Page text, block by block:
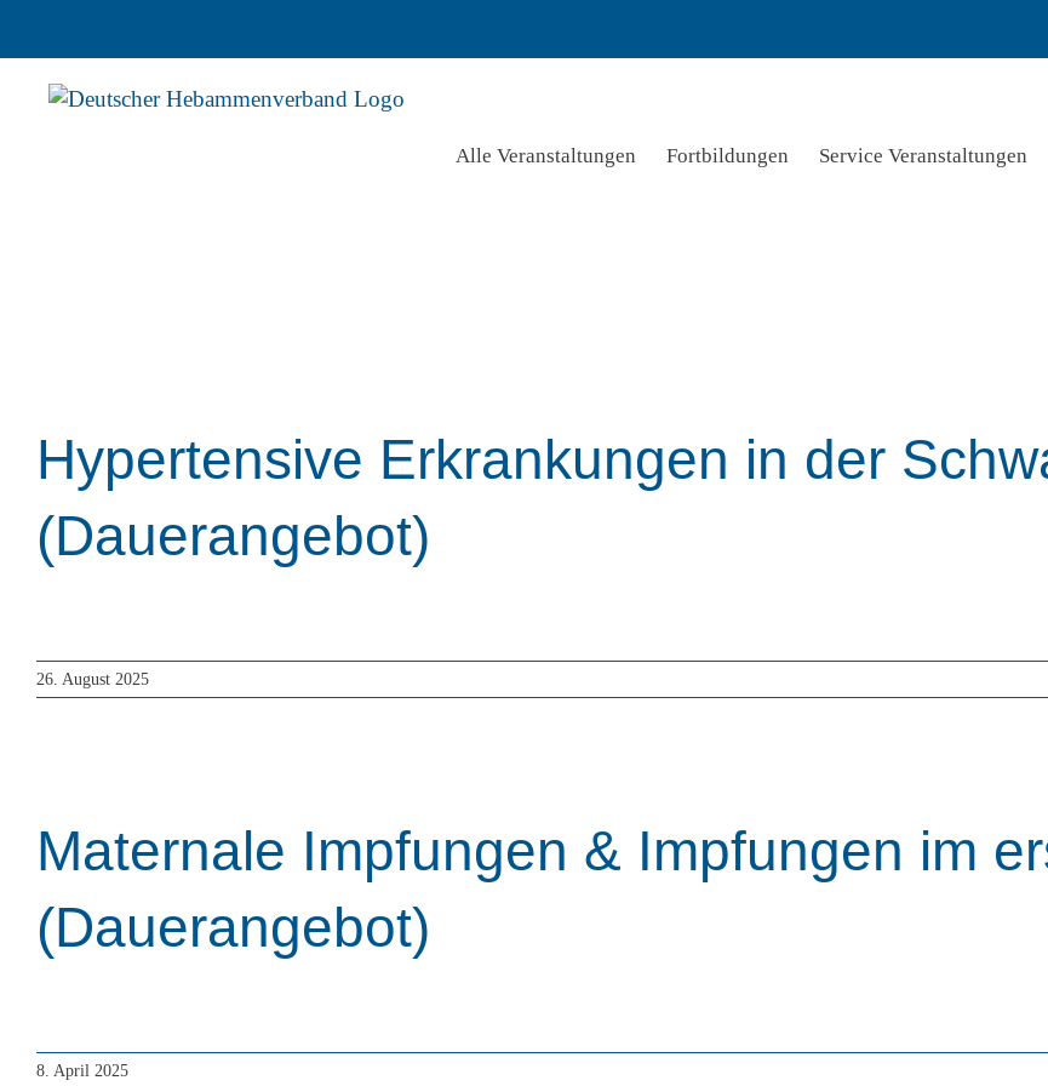
Alle Veranstaltungen Fortbildungen Service Veranstaltungen
Hypertensive Erkrankungen in der
(Dauerangebot)
26. August 2025
Maternale Impfungen & Impfungen im
(Dauerangebot)
8. April 2025